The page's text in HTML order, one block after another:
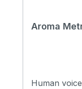
Aroma
Human